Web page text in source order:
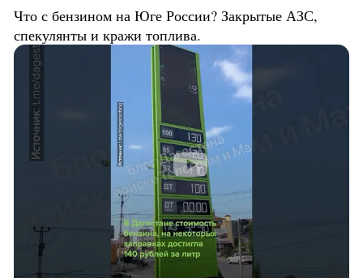
Что с бензином на Юге России? Закрытые АЗС,
спекулянты и кражи топлива.